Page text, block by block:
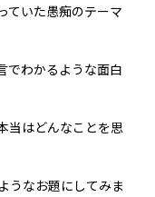
ていた愚痴のテーマ
でわかるような面白
当はどんなことを思
うなお題にしてみま